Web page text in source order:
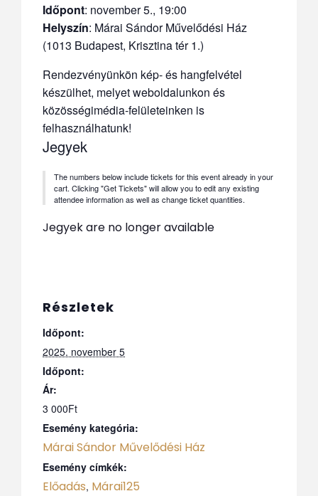
Időpont: november 5., 19:00
Helyszín: Márai Sándor Művelődési Ház
(1013 Budapest, Krisztina tér 1.)
Rendezvényünkön kép- és hangfelvétel
készülhet, melyet weboldalunkon és
közösségimédia-felületeinken is
felhasználhatunk!
Részletek
Időpont:
2025. november 5
Időpont:
Ár:
3 000Ft
Esemény kategória:
Márai Sándor Művelődési Ház
Esemény címkék:
Előadás, Márai125
Jegyek
The numbers below include tickets for this event already in your
cart. Clicking "Get Tickets" will allow you to edit any existing
attendee information as well as change ticket quantities.
Jegyek are no longer available